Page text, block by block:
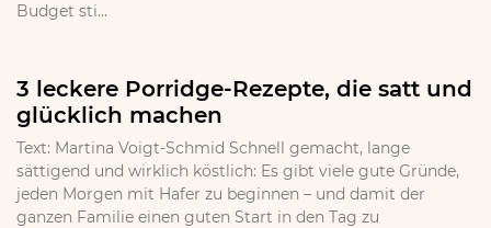
Budget sti...
3 leckere Porridge-Rezepte, die satt und
glücklich machen
Text: Martina Voigt-Schmid Schnell gemacht, lange
sättigend und wirklich köstlich: Es gibt viele gute Gründe,
jeden Morgen mit Hafer zu beginnen – und damit der
ganzen Familie einen guten Start in den Tag zu